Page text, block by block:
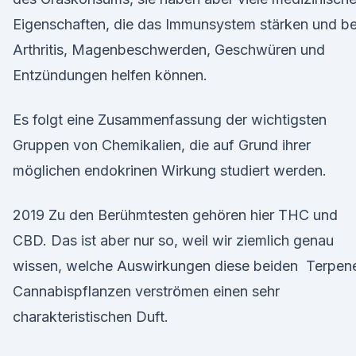
Eigenschaften, die das Immunsystem stärken und
Arthritis, Magenbeschwerden, Geschwüren und
Entzündungen helfen können.
Es folgt eine Zusammenfassung der wichtigsten
Gruppen von Chemikalien, die auf Grund ihrer
möglichen endokrinen Wirkung studiert werden.
2019 Zu den Berühmtesten gehören hier THC und
CBD. Das ist aber nur so, weil wir ziemlich genau
wissen, welche Auswirkungen diese beiden
Cannabispflanzen verströmen einen sehr
charakteristischen Duft.